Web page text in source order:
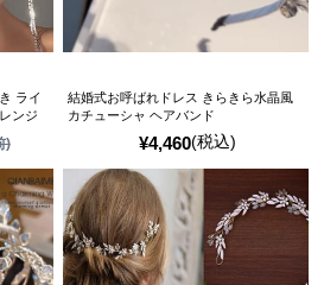
)
ライ
ンジ
¥4,460(税込)
結婚式お呼ばれドレス きらきら水晶風
カチューシャ ヘアバンド